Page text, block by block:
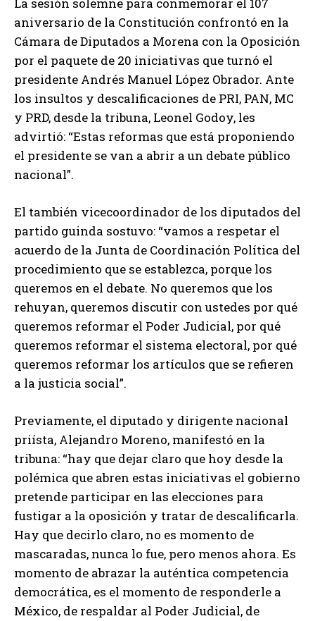
La sesión solemne para conmemorar el 107
aniversario de la Constitución confrontó en la
Cámara de Diputados a Morena con la Oposición
por el paquete de 20 iniciativas que turnó el
presidente Andrés Manuel López Obrador. Ante
los insultos y descalificaciones de PRI, PAN, MC
y PRD, desde la tribuna, Leonel Godoy, les
advirtió: “Estas reformas que está proponiendo
el presidente se van a abrir a un debate público
nacional”.
El también vicecoordinador de los diputados del
partido guinda sostuvo: “vamos a respetar el
acuerdo de la Junta de Coordinación Política del
procedimiento que se establezca, porque los
queremos en el debate. No queremos que los
rehuyan, queremos discutir con ustedes por qué
queremos reformar el Poder Judicial, por qué
queremos reformar el sistema electoral, por qué
queremos reformar los artículos que se refieren
a la justicia social”.
Previamente, el diputado y dirigente nacional
priísta, Alejandro Moreno, manifestó en la
tribuna: “hay que dejar claro que hoy desde la
polémica que abren estas iniciativas el gobierno
pretende participar en las elecciones para
fustigar a la oposición y tratar de descalificarla.
Hay que decirlo claro, no es momento de
mascaradas, nunca lo fue, pero menos ahora. Es
momento de abrazar la auténtica competencia
democrática, es el momento de responderle a
México, de respaldar al Poder Judicial, de